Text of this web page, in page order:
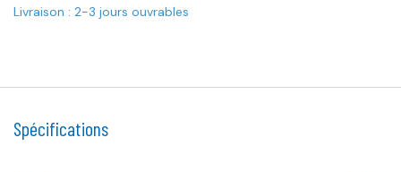
Livraison : 2-3 jours ouvrables
Spécifications